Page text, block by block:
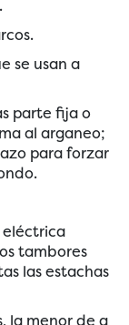
se usan a
parte fija o
al arganeo;
para forzar
eléctrica
tambores
las estachas
la menor de a